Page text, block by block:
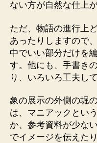
ない方が自然な仕上
ただ、物語の進行上
あったりしますので
中でいい部分だけを
す。他にも、手書き
り、いろいろ工夫し
象の展示の外側の堀
は、マニアックとい
か、参考資料が少な
でイメージを伝えた